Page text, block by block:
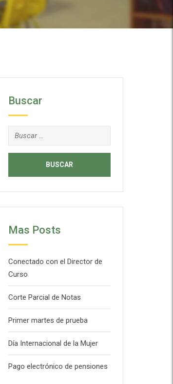
Buscar
Buscar:
Mas Posts
Conectado con el Director de
Curso
Corte Parcial de Notas
Primer martes de prueba
Día Internacional de la Mujer
Pago electrónico de pensiones